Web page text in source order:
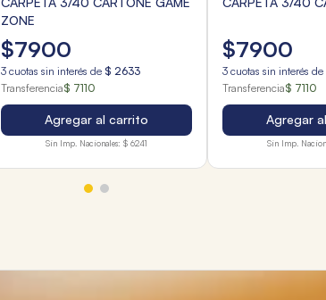
ZONE
$7900
3 cuotas sin interés de $ 2633
Transferencia$ 7110
Agregar al carrito
Sin Imp. Nacionales: $ 6241
$7900
3 cuotas sin interés de
Transferencia$ 7110
Agregar
Sin Imp.